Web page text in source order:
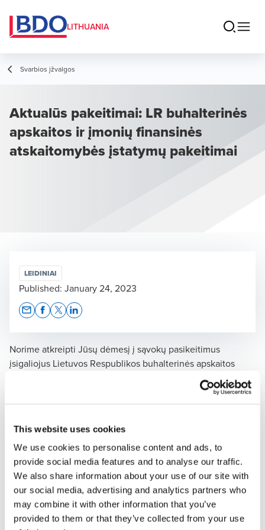
This website uses cookies
We use cookies to personalise content and ads, to
provide social media features and to analyse our traffic.
We also share information about your use of our site with
our social media, advertising and analytics partners who
may combine it with other information that you’ve
provided to them or that they’ve collected from your use
LITHUANIA
Svarbios įžvalgos
Aktualūs pakeitimai: LR buhalterinės
apskaitos ir įmonių finansinės
atskaitomybės įstatymų pakeitimai
Norime atkreipti Jūsų dėmesį į sąvokų pasikeitimus
įsigaliojus Lietuvos Respublikos buhalterinės apskaitos
ir LR Įmonių finansinės
XIV-681:
LR buhalterinės apskaitos įstatymas -
apskaitos įstatymas
LR Įmonių finansinės atskaitomybės įstatymas -LR Įmonių
atskaitomybės įstatymas
Verslo apskaitos standartai -Lietuvos finansinės
atskaitomybės standartai
LEIDINIAI
Published: January 24, 2023